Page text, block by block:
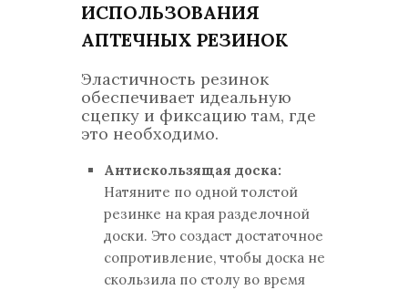
ИСПОЛЬЗОВАНИЯ
АПТЕЧНЫХ РЕЗИНОК
Эластичность резинок
обеспечивает идеальную
сцепку и фиксацию там, где
это необходимо.
Антискользящая доска:
Натяните по одной толстой
резинке на края разделочной
доски. Это создаст достаточное
сопротивление, чтобы доска не
скользила по столу во время